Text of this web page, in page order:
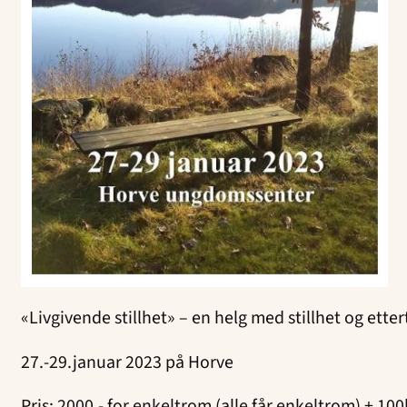
«Livgivende stillhet» – en helg med stillhet og
27.-29.januar 2023 på Horve